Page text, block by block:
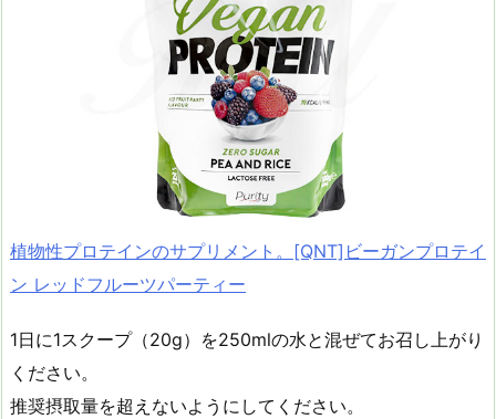
植物性プロテインのサプリメント。[QNT]ビーガンプロテイ
ン レッドフルーツパーティー
1日に1スクープ（20g）を250mlの水と混ぜてお召し上がり
ください。
推奨摂取量を超えないようにしてください。